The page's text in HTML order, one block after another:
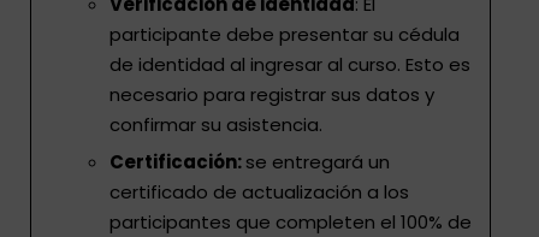
participante debe presentar su cédula
de identidad al ingresar al curso. Esto es
necesario para registrar sus datos y
confirmar su asistencia.
Certificación:se entregará un
certificado de actualización a los
participantes que completen el 100% de